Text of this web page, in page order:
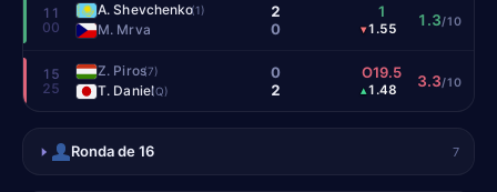
11
00
A. Shevchenko(1)
M. Mrva
2
0
1
▾1.55 1.3/10
15
25
Z. Piros(7)
T. Daniel(Q)
0
2
O19.5
▴1.48 3.3/10
Ronda de 16 7